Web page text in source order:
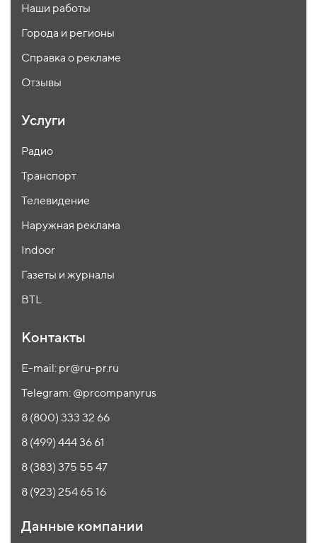
Наши работы
Города и регионы
Справка о рекламе
Отзывы
Услуги
Радио
Транспорт
Телевидение
Наружная реклама
Indoor
Газеты и журналы
BTL
Контакты
E-mail: pr@ru-pr.ru
Telegram: @prcompanyrus
8 (800) 333 32 66
8 (499) 444 36 61
8 (383) 375 55 47
8 (923) 254 65 16
Данные компании